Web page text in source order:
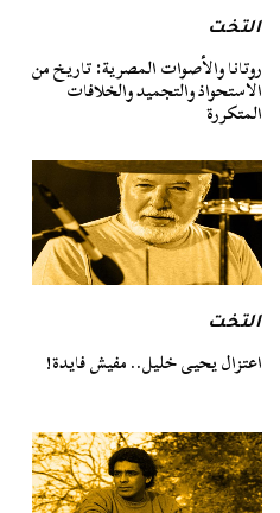
التخت
روتانا والأصوات المصرية: تاريخ من
الاستحواذ والتجميد والخلافات
المتكررة
التخت
اعتزال يحيى خليل.. مفيش فايدة!